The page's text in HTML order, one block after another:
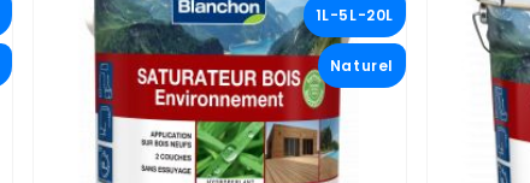
1L-5L-20L
Naturel